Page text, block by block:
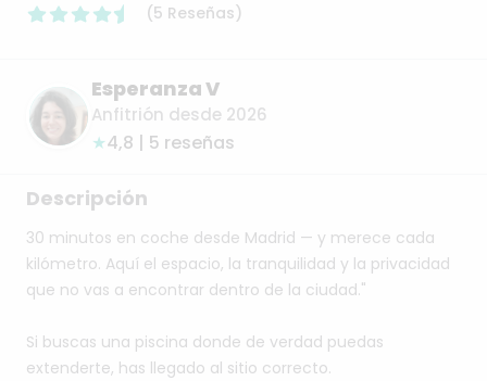
(5 Reseñas)
Esperanza V
Anfitrión desde 2026
★4,8 | 5 reseñas
Descripción
30 minutos en coche desde Madrid — y merece cada
kilómetro. Aquí el espacio, la tranquilidad y la privacidad
que no vas a encontrar dentro de la ciudad."
Si buscas una piscina donde de verdad puedas
extenderte, has llegado al sitio correcto.